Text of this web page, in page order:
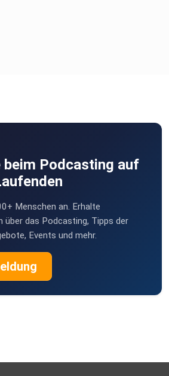
beim Podcasting auf
Menschen an. Erhalte
über das Podcasting, Tipps der
Events und mehr.